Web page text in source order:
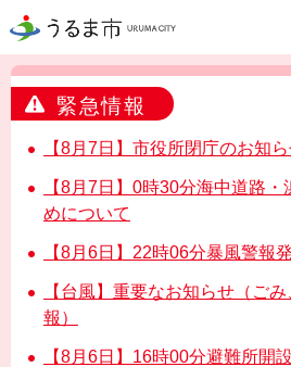
うるま市
緊急情報
【8月7日】市役所閉庁のお知
【8月7日】0時30分海中道路
めについて
【8月6日】22時06分暴風警報
【台風】重要なお知らせ（ご
報）
【8月6日】16時00分避難所開